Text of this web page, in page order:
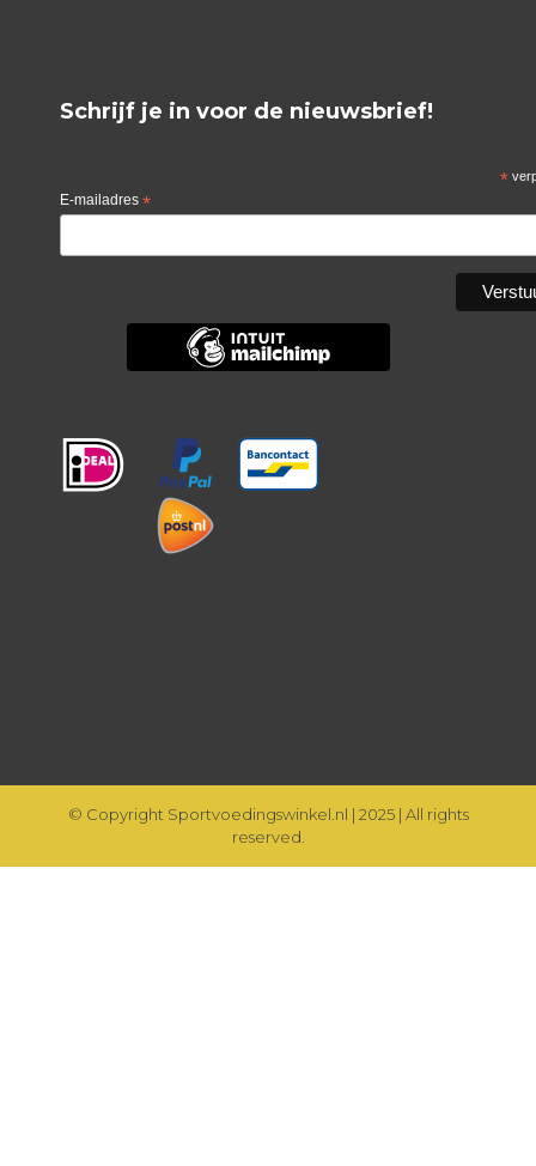
Schrijf je in voor de nieuwsbrief!
*
E-mailadres *
© Copyright Sportvoedingswinkel.nl | 2025 | All rights
reserved.